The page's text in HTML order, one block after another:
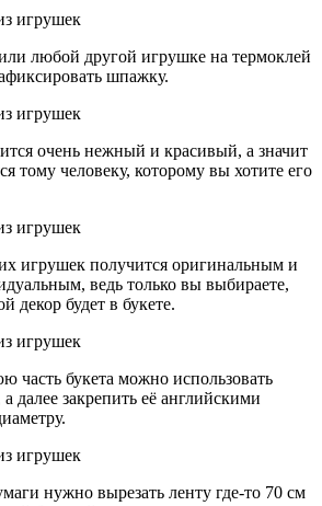
любой другой игрушке на термоклей
шпажку.
очень нежный и красивый, а значит
тому человеку, которому вы хотите его
игрушек получится оригинальным и
ведь только вы выбираете,
декор будет в букете.
часть букета можно использовать
далее закрепить её английскими
нужно вырезать ленту где-то 70 см